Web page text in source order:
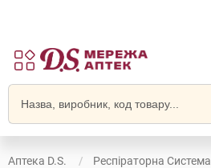
Аптека D.S.
Респіраторна Система